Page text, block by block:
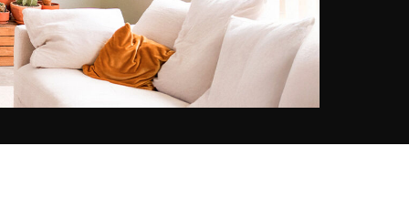
productie van de politieke
documentaire "Home". Hij
ontwikkelde een voorliefde voor
fotografie, maar ook en vooral voor